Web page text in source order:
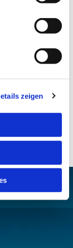
zeigen